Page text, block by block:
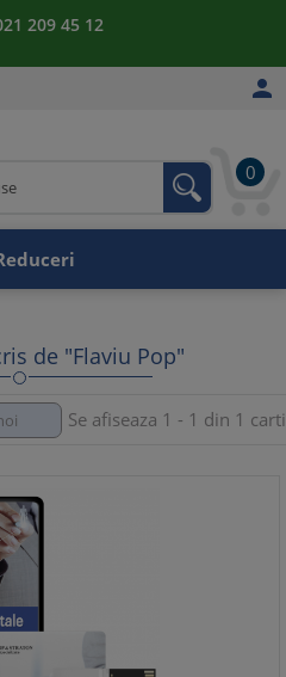
209 45 12

0
de "Flaviu Pop"
Se afiseaza 1 - 1 din 1 carti